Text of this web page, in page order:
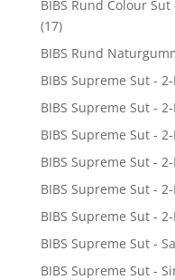
BIBS Rund Colour
(17)
BIBS Rund
BIBS Supreme Sut -
BIBS Supreme Sut -
BIBS Supreme Sut -
BIBS Supreme Sut -
BIBS Supreme Sut -
BIBS Supreme Sut -
BIBS Supreme Sut -
BIBS Supreme Sut -